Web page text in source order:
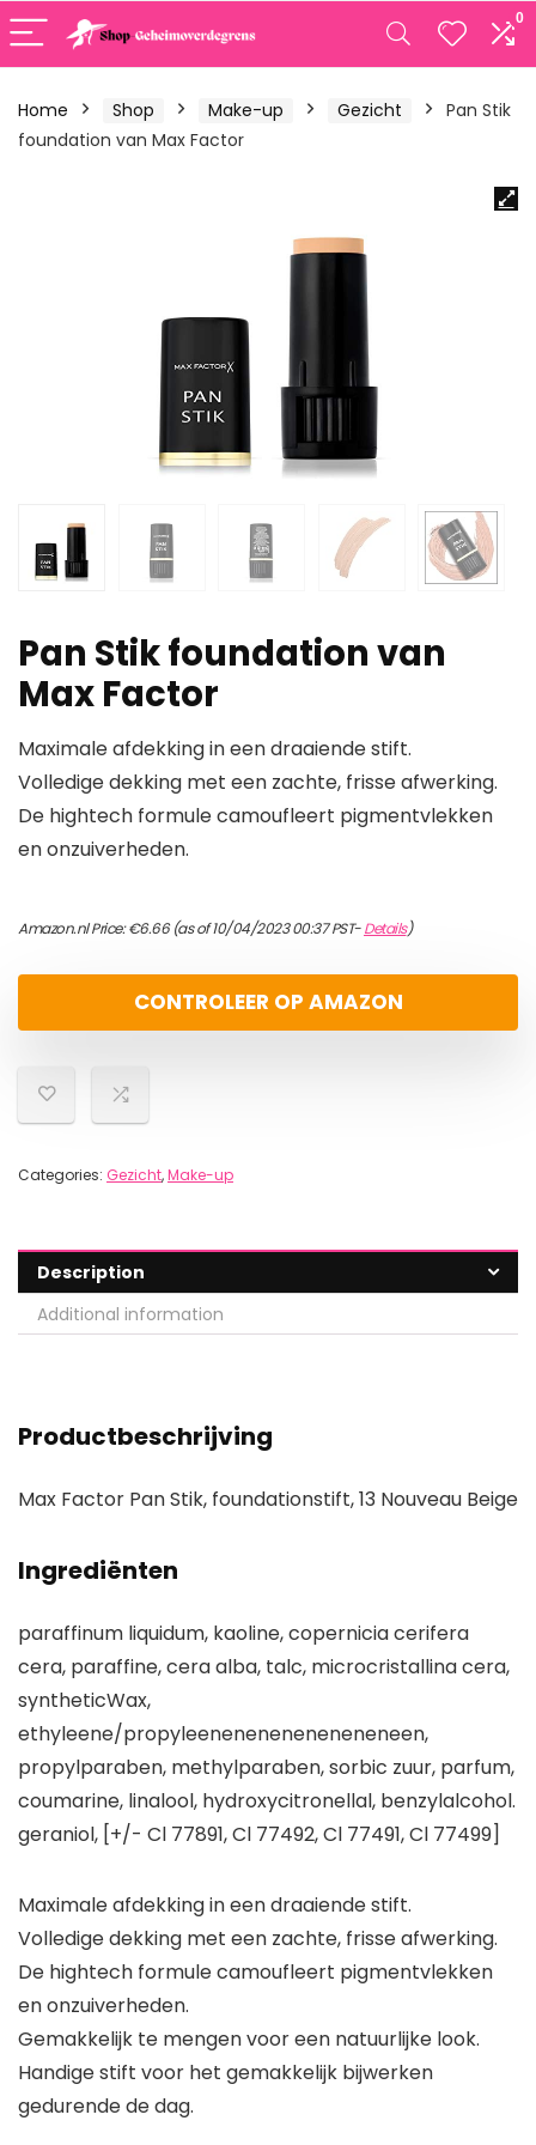
0
Home Shop Make-up Gezicht
Pan Stik
foundation van Max Factor
Pan Stik foundation van
Max Factor
Maximale afdekking in een draaiende stift.
Volledige dekking met een zachte, frisse afwerking.
De hightech formule camoufleert pigmentvlekken
en onzuiverheden.
Amazon.nl Price:€6.66(as of 10/04/2023 00:37 PST-Details)
CONTROLEER OP AMAZON
Categories: Gezicht,Make-up
Description
Additional information
Productbeschrijving
Max Factor Pan Stik, foundationstift, 13 Nouveau Beige
Ingrediënten
paraffinum liquidum, kaoline, copernicia cerifera
cera, paraffine, cera alba, talc, microcristallina cera,
syntheticWax,
ethyleene/propyleeneneneneneneneneen,
propylparaben, methylparaben, sorbic zuur, parfum,
coumarine, linalool, hydroxycitronellal, benzylalcohol.
geraniol, [+/- Cl 77891, Cl 77492, Cl 77491, Cl 77499]
Maximale afdekking in een draaiende stift.
Volledige dekking met een zachte, frisse afwerking.
De hightech formule camoufleert pigmentvlekken
en onzuiverheden.
Gemakkelijk te mengen voor een natuurlijke look.
Handige stift voor het gemakkelijk bijwerken
gedurende de dag.